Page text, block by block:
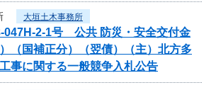
大垣土木事務所
047H-2-1号 公共 防災・安全交付金
（国補正分）（翌債）（主）北方多
事に関する一般競争入札公告